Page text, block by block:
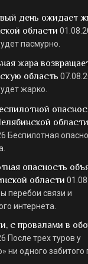
день ожидает
области
пасмурно.
жара
область
жарко.
области
Беспилотная
опасность
области
перебои связи и
интернета.
с провалами в
После трех туров у
ни одного забитого